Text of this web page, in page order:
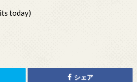
today)
シェア